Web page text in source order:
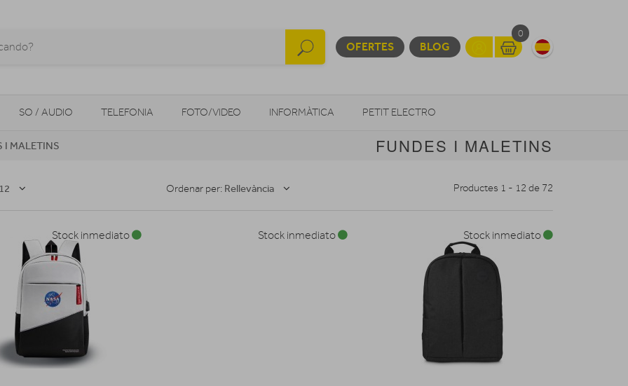
OFERTES BLOG
0
SO / AUDIO TELEFONIA FOTO/VIDEO INFORMÀTICA PETIT ELECTRO
MOBILITAT URBANA
I MALETINS FUNDES I MALETINS
Ordenar per: Rellevància Productes 1 - 12 de 72
Stock inmediato Stock inmediato Stock inmediato